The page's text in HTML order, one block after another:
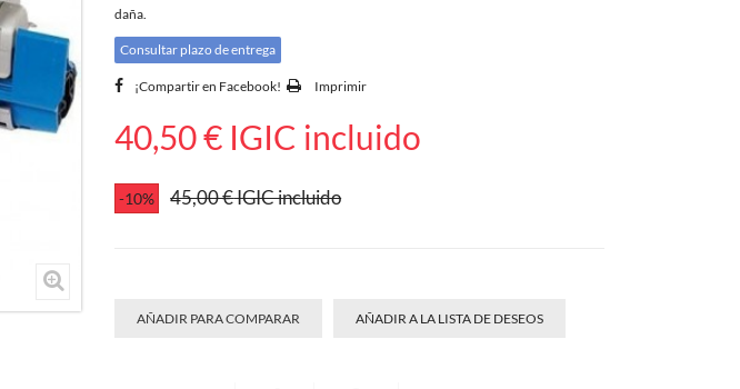
daña.
Consultar plazo de entrega
¡Compartir en Facebook! Imprimir
40,50 € IGIC incluido
-10% 45,00 €IGIC incluido
AÑADIR PARA COMPARAR AÑADIR A LA LISTA DE DESEOS